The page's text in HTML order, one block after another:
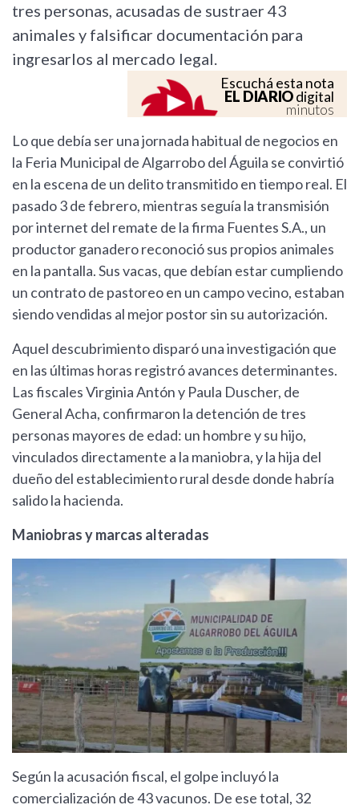
tres personas, acusadas de sustraer 43
animales y falsificar documentación para
ingresarlos al mercado legal.
Escuchá esta nota
EL DIARIOdigital
minutos
Lo que debía ser una jornada habitual de negocios en
la Feria Municipal de Algarrobo del Águila se convirtió
en la escena de un delito transmitido en tiempo real. El
pasado 3 de febrero, mientras seguía la transmisión
por internet del remate de la firma Fuentes S.A., un
productor ganadero reconoció sus propios animales
en la pantalla. Sus vacas, que debían estar cumpliendo
un contrato de pastoreo en un campo vecino, estaban
siendo vendidas al mejor postor sin su autorización.
Aquel descubrimiento disparó una investigación que
en las últimas horas registró avances determinantes.
Las fiscales Virginia Antón y Paula Duscher, de
General Acha, confirmaron la detención de tres
personas mayores de edad: un hombre y su hijo,
vinculados directamente a la maniobra, y la hija del
dueño del establecimiento rural desde donde habría
salido la hacienda.
Maniobras y marcas alteradas
Según la acusación fiscal, el golpe incluyó la
comercialización de 43 vacunos. De ese total, 32